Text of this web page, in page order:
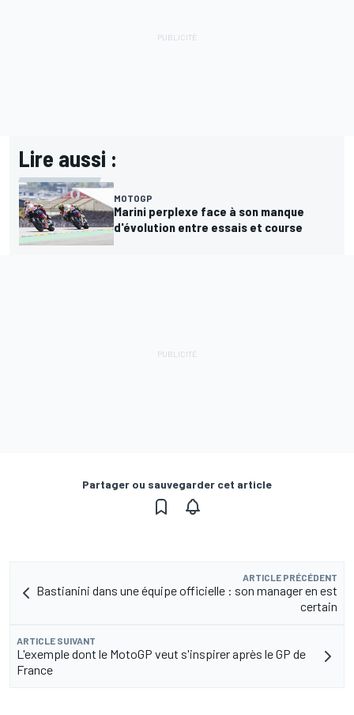
Lire aussi :
MOTOGP
Marini perplexe face à son manque
d'évolution entre essais et course
Partager ou sauvegarder cet article
ARTICLE PRÉCÉDENT
Bastianini dans une équipe officielle : son manager en est
certain
ARTICLE SUIVANT
L'exemple dont le MotoGP veut s'inspirer après le GP de
France